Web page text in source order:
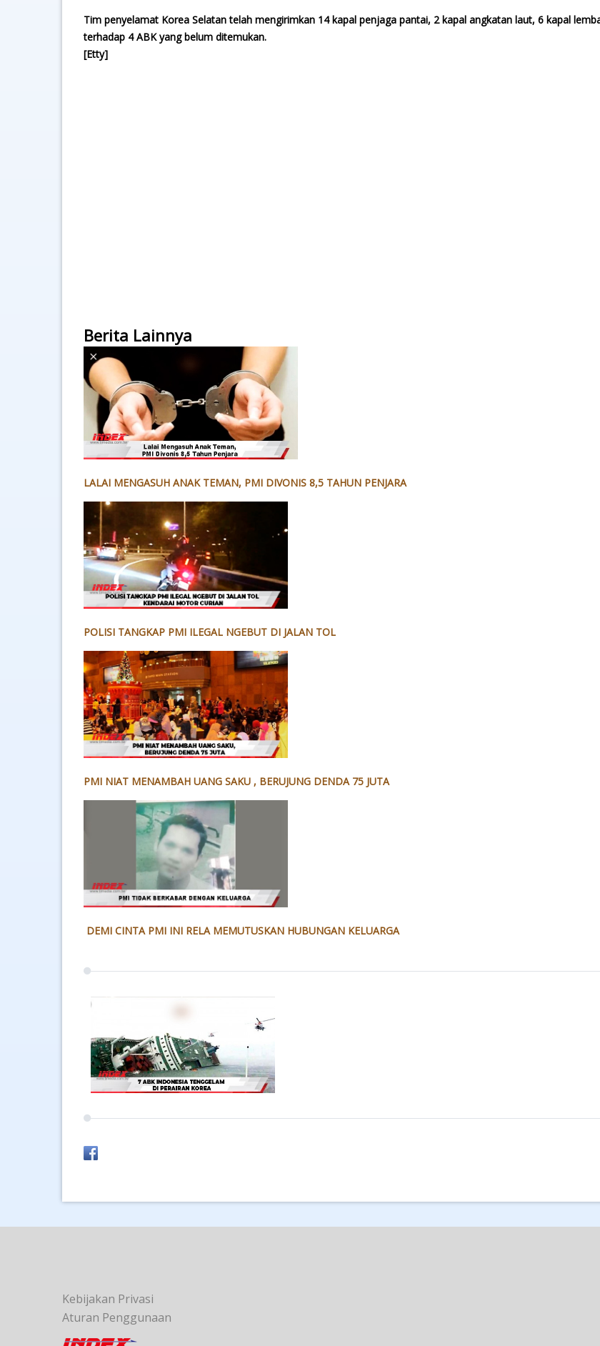
Tim penyelamat Korea Selatan telah mengirimkan 14 kapal penjaga pantai, 2 kapal angkatan laut, 6 kapal
terhadap 4 ABK yang belum ditemukan.
[Etty]
Berita Lainnya
LALAI MENGASUH ANAK TEMAN, PMI DIVONIS 8,5 TAHUN PENJARA
POLISI TANGKAP PMI ILEGAL NGEBUT DI JALAN TOL
PMI NIAT MENAMBAH UANG SAKU , BERUJUNG DENDA 75 JUTA
DEMI CINTA PMI INI RELA MEMUTUSKAN HUBUNGAN KELUARGA
Kebijakan Privasi
Aturan Penggunaan